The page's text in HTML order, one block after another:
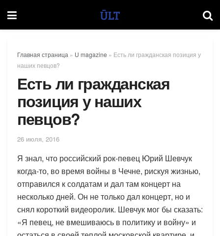
Главная страница » U magazine » Есть ли гражданская позиция у
наших певцов?
Есть ли гражданская
позиция у наших
певцов?
26 июля, 2016
Я знал, что российский рок-певец Юрий Шевчук
когда-то, во время войны в Чечне, рискуя жизнью,
отправился к солдатам и дал там концерт на
несколько дней. Он не только дал концерт, но и
снял короткий видеоролик. Шевчук мог бы сказать:
«Я певец, не вмешиваюсь в политику и войну» и